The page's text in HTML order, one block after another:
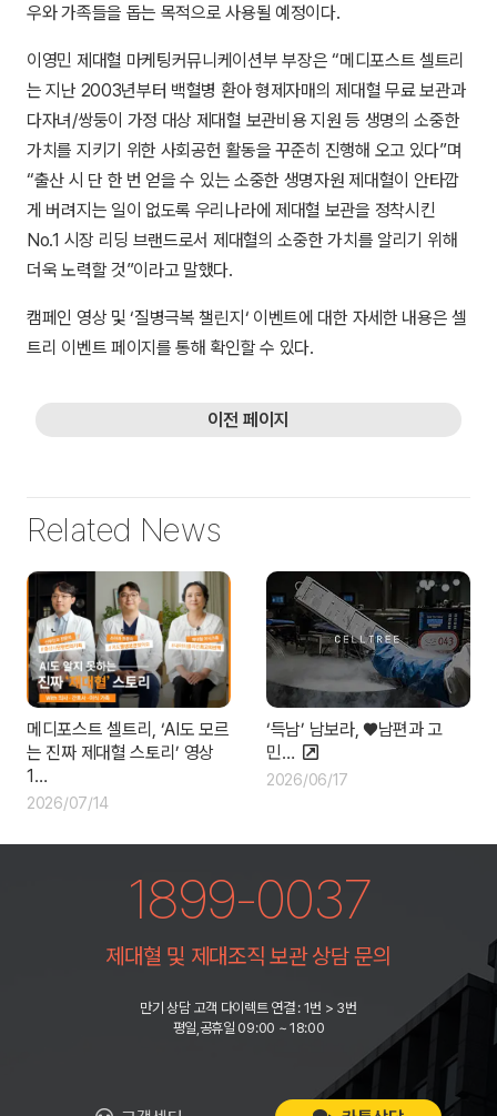
우와 가족들을 돕는 목적으로 사용될 예정이다.
이영민 제대혈 마케팅커뮤니케이션부 부장은 “메디포스트 셀트리
는 지난 2003년부터 백혈병 환아 형제자매의 제대혈 무료 보관과
다자녀/쌍둥이 가정 대상 제대혈 보관비용 지원 등 생명의 소중한
가치를 지키기 위한 사회공헌 활동을 꾸준히 진행해 오고 있다”며
“출산 시 단 한 번 얻을 수 있는 소중한 생명자원 제대혈이 안타깝
게 버려지는 일이 없도록 우리나라에 제대혈 보관을 정착시킨
No.1 시장 리딩 브랜드로서 제대혈의 소중한 가치를 알리기 위해
더욱 노력할 것”이라고 말했다.
캠페인 영상 및 ‘질병극복 챌린지‘ 이벤트에 대한 자세한 내용은 셀
트리 이벤트 페이지를 통해 확인할 수 있다.
이전 페이지
Related News
메디포스트 셀트리, ‘AI도 모르
는 진짜 제대혈 스토리’ 영상
1…
2026/07/14
‘득남’ 남보라, ♥남편과 고
민…
2026/06/17
1899-0037
제대혈 및 제대조직 보관 상담 문의
만기 상담 고객 다이렉트 연결 : 1번 > 3번
평일,공휴일 09:00 ~ 18:00